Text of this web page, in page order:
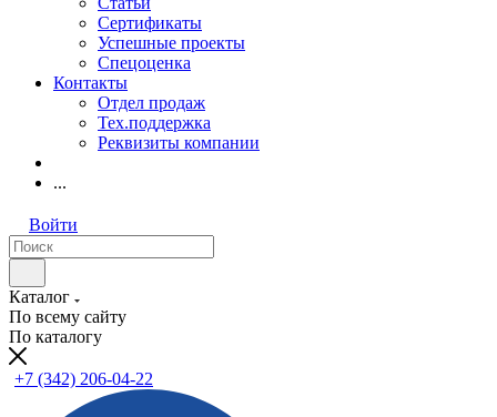
Сертификаты
Успешные проекты
Спецоценка
Контакты
Отдел продаж
Тех.поддержка
Реквизиты компании
...
Войти
Каталог
По всему сайту
По каталогу
+7 (342) 206-04-22